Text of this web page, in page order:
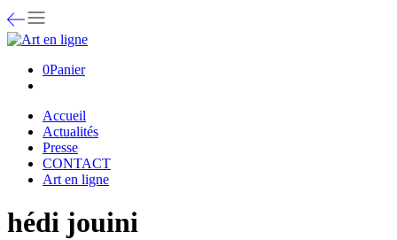
0Panier
Accueil
Actualités
Presse
CONTACT
Art en ligne
hédi jouini